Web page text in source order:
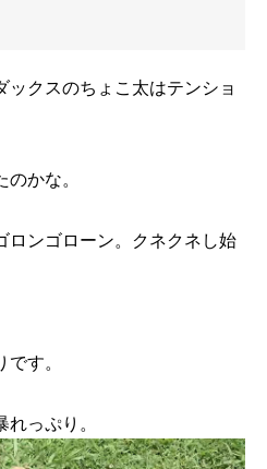
ックスのちょこ太はテンショ
かな。
ロンゴローン。クネクネし始
す。
っぷり。